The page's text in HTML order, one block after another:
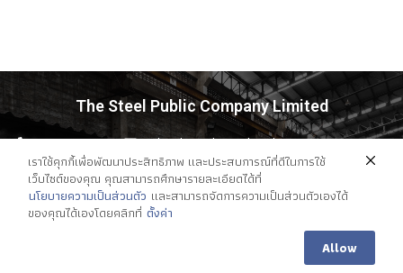
The Steel Public Company Limited
0 2894 8889
saleonline@thesteel.co.th
7/4,7/6 Moo 1 Khae rai, Kratumban, Samutsakorn 74110
เราใช้คุกกี้เพื่อพัฒนาประสิทธิภาพ และประสบการณ์ที่ดีในการใช้
เว็บไซต์ของคุณ คุณสามารถศึกษารายละเอียดได้ที่
นโยบายความเป็นส่วนตัว และสามารถจัดการความเป็นส่วนตัวเองได้
ของคุณได้เองโดยคลิกที่ ตั้งค่า
Allow